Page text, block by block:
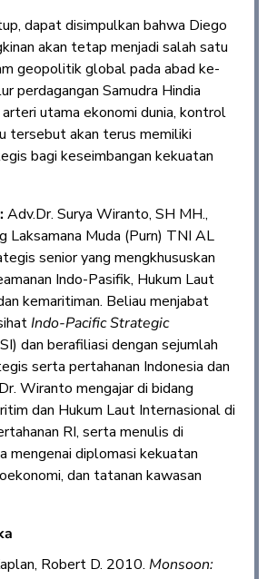
dapat disimpulkan bahwa Diego
akan tetap menjadi salah satu
geopolitik global pada abad ke-
perdagangan Samudra Hindia
utama ekonomi dunia, kontrol
tersebut akan terus memiliki
bagi keseimbangan kekuatan
Adv.Dr. Surya Wiranto, SH MH.,
Laksamana Muda (Purn) TNI AL
senior yang mengkhususkan
Indo-Pasifik, Hukum Laut
kemaritiman. Beliau menjabat
Indo-Pacific Strategic
dan berafiliasi dengan sejumlah
serta pertahanan Indonesia dan
Wiranto mengajar di bidang
dan Hukum Laut Internasional di
RI, serta menulis di
mengenai diplomasi kekuatan
dan tatanan kawasan
Robert D. 2010. Monsoon: